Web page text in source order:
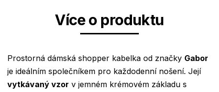
Více o produktu
Prostorná dámská shopper kabelka od značky Gabor
je ideálním společníkem pro každodenní nošení. Její
vytkávaný vzor v jemném krémovém základu s